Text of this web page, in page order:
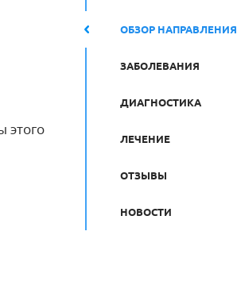
ОБЗОР НАПРАВЛЕНИЯ
ЗАБОЛЕВАНИЯ
ДИАГНОСТИКА
ЛЕЧЕНИЕ
ОТЗЫВЫ
НОВОСТИ
этого